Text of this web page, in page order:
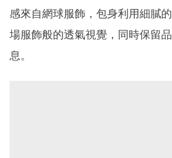
感來自網球服飾，包身利用細膩
場服飾般的透氣視覺，同時保留
息。